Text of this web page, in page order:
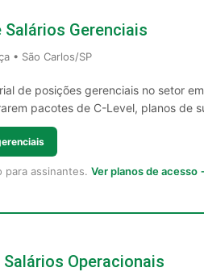
Salários Gerenciais
• São Carlos/SP
de posições gerenciais no setor
pacotes de C-Level, planos de
para assinantes. Ver planos de acesso
Operacionais